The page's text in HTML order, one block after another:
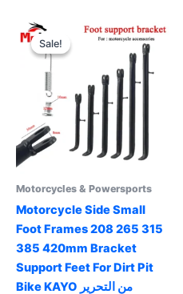
variants.
The
options
on
product
page
Sale!
Sale!
Motorcycles & Powersports
Motorcycle Side Small
Foot Frames 208 265 315
385 420mm Bracket
Support Feet For Dirt Pit
Bike KAYO من التحرير